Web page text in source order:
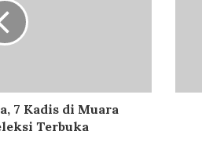
7 Kadis di Muara
Terbuka